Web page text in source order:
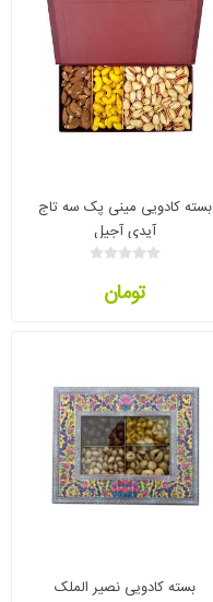
بسته کادویی مینی پک سه تاج
آیدی آجیل
تومان
بسته کادویی نصیر الملک